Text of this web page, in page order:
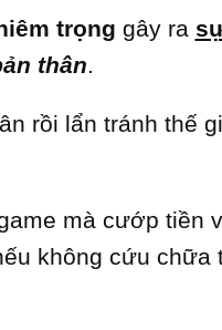
trọng gây ra
thân
rồi lẩn tránh thế
mà cướp tiền
không cứu chữa